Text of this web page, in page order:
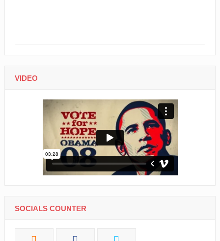
VIDEO
SOCIALS COUNTER